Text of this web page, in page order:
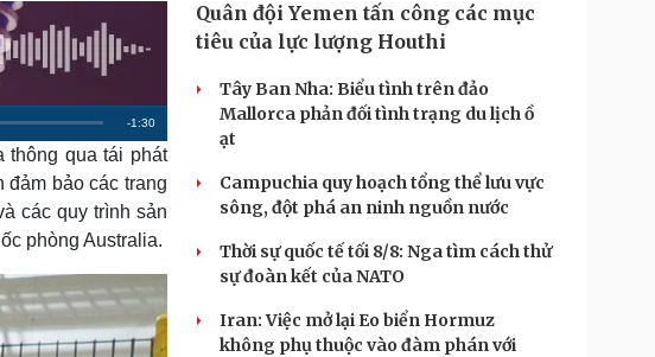
Tư vấn
check-in
Podcast
Câu chuyện thời sự
Đọc truyện đêm khuya
Cửa sổ tình yêu
R
e
m
n
-1:30
thông qua tái phát
bảo các trang
các quy trình sản
phòng Australia.
Quân đội Yemen tấn công các mục
tiêu của lực lượng Houthi
Tây Ban Nha: Biểu tình trên đảo
Mallorca phản đối tình trạng du lịch ồ
ạt
Campuchia quy hoạch tổng thể lưu vực
sông, đột phá an ninh nguồn nước
Thời sự quốc tế tối 8/8: Nga tìm cách thử
sự đoàn kết của NATO
Iran: Việc mở lại Eo biển Hormuz
không phụ thuộc vào đàm phán với